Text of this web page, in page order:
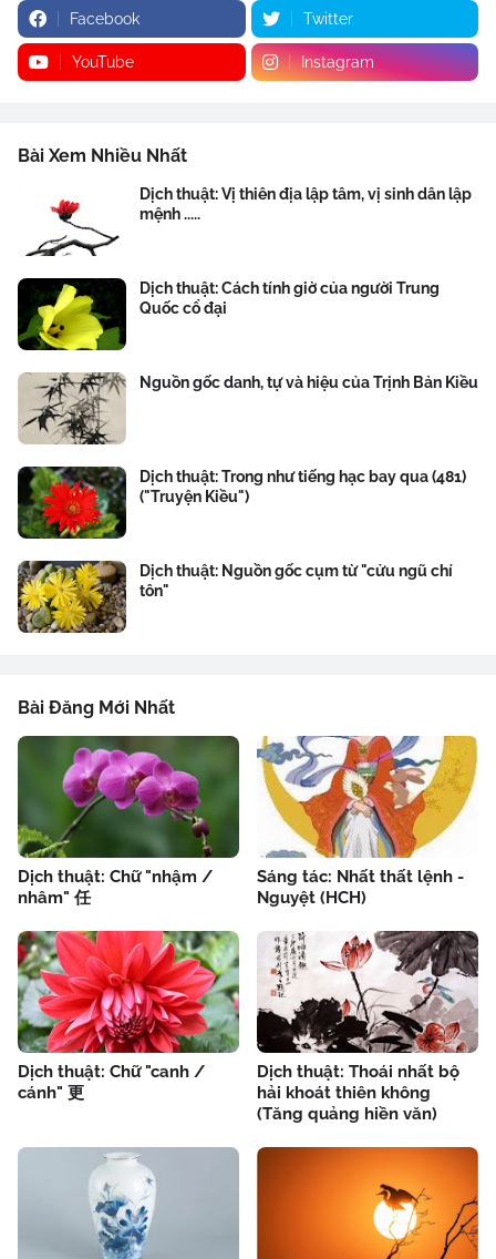
Facebook Twitter
YouTube Instagram
Bài Xem Nhiều Nhất
Dịch thuật: Vị thiên địa lập tâm, vị sinh dân lập
mệnh .....
Dịch thuật: Cách tính giờ của người Trung
Quốc cổ đại
Nguồn gốc danh, tự và hiệu của Trịnh Bản Kiều
Dịch thuật: Trong như tiếng hạc bay qua (481)
("Truyện Kiều")
Dịch thuật: Nguồn gốc cụm từ "cửu ngũ chí
tôn"
Bài Đăng Mới Nhất
Dịch thuật: Chữ "nhậm /
nhâm" 任
Sáng tác: Nhất thất lệnh -
Nguyệt (HCH)
Dịch thuật: Chữ "canh /
cánh" 更
Dịch thuật: Thoái nhất bộ
hải khoát thiên không
(Tăng quảng hiền văn)